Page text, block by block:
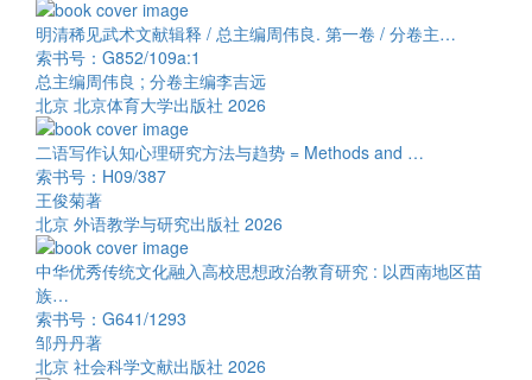
明清稀见武术文献辑释 / 总主编周伟良. 第一卷 / 分卷主…
索书号：G852/109a:1
总主编周伟良 ; 分卷主编李吉远
北京 北京体育大学出版社 2026
二语写作认知心理研究方法与趋势 = Methods and …
索书号：H09/387
王俊菊著
北京 外语教学与研究出版社 2026
中华优秀传统文化融入高校思想政治教育研究 : 以西南地区苗
族…
索书号：G641/1293
邹丹丹著
北京 社会科学文献出版社 2026